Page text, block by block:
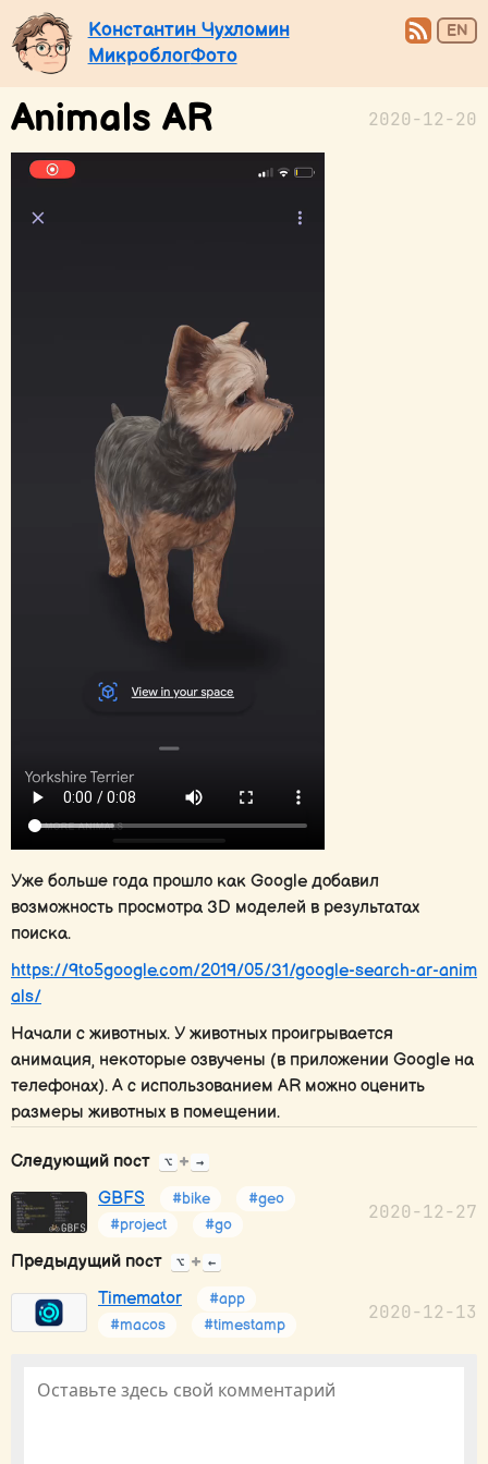
Константин Чухломин
МикроблогФото
EN
2020-12-20
Animals AR
Уже больше года прошло как Google добавил
возможность просмотра 3D моделей в результатах
поиска.
https://9to5google.com/2019/05/31/google-search-ar-anim
als/
Начали с животных. У животных проигрывается
анимация, некоторые озвучены (в приложении Google на
телефонах). А с использованием AR можно оценить
размеры животных в помещении.
Следующий пост ⌥ + →
GBFS #bike
#geo
#project
#go
2020-12-27
Предыдущий пост ⌥ + ←
Timemator
#app
#macos
#timestamp
2020-12-13